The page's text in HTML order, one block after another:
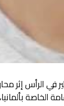
في الرأس إثر